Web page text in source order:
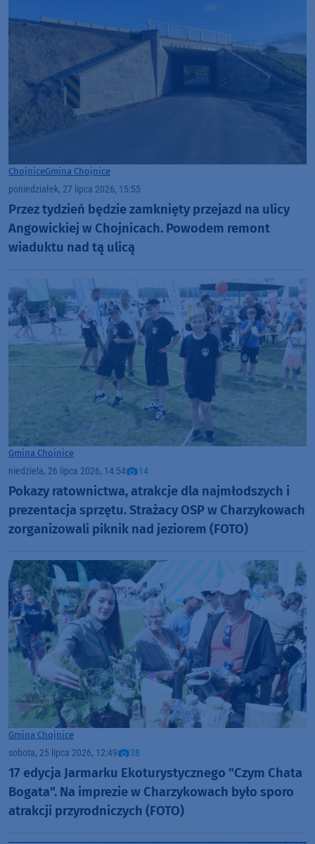
ChojniceGmina Chojnice
poniedziałek, 27 lipca 2026, 15:55
Przez tydzień będzie zamknięty przejazd na ulicy
Angowickiej w Chojnicach. Powodem remont
wiaduktu nad tą ulicą
Gmina Chojnice
niedziela, 26 lipca 2026, 14:54 14
Pokazy ratownictwa, atrakcje dla najmłodszych i
prezentacja sprzętu. Strażacy OSP w Charzykowach
zorganizowali piknik nad jeziorem (FOTO)
Gmina Chojnice
sobota, 25 lipca 2026, 12:49 38
17 edycja Jarmarku Ekoturystycznego "Czym Chata
Bogata". Na imprezie w Charzykowach było sporo
atrakcji przyrodniczych (FOTO)